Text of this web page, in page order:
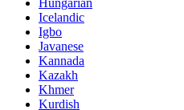
Hungarian
Icelandic
Igbo
Javanese
Kannada
Kazakh
Khmer
Kurdish